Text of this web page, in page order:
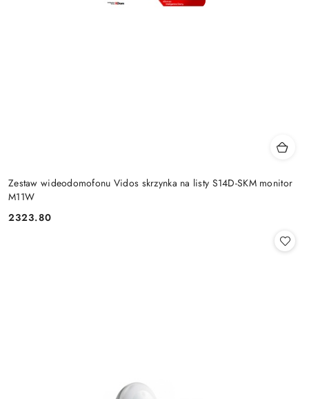
Zestaw wideodomofonu Vidos skrzynka na listy S14D-SKM monitor
M11W
Cena:
2323.80